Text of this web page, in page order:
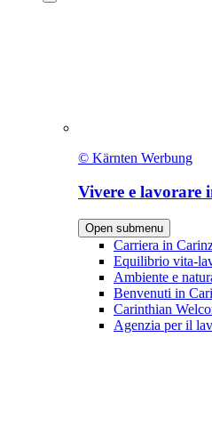
© Kärnten Werbung
Vivere e lavorare
Open submenu
Carriera in
Equilibrio vita-
Ambiente e
Benvenuti in
Carinthian
Agenzia per il